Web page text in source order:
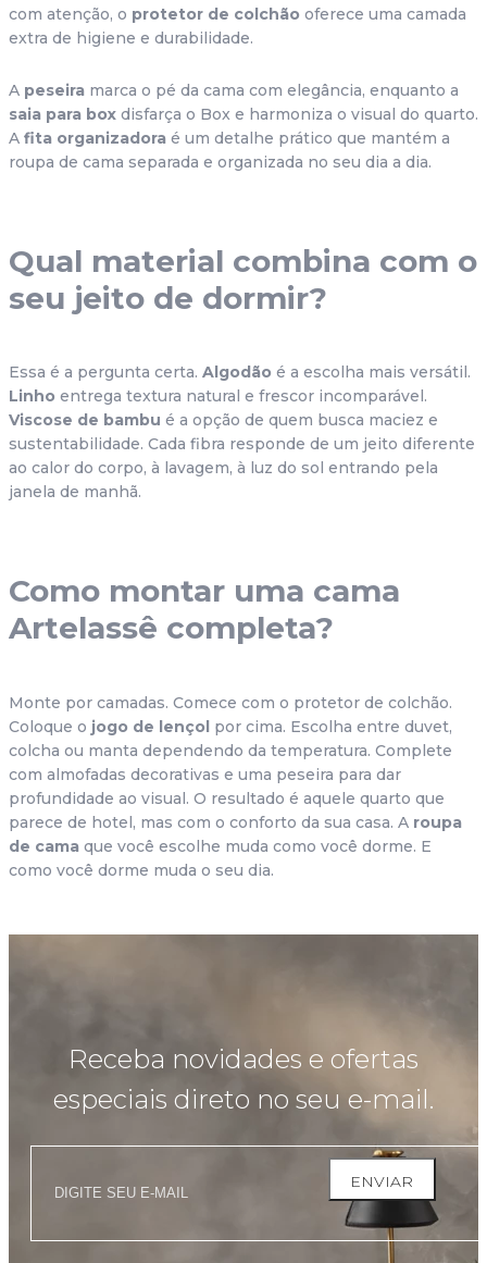
com atenção, o protetor de colchão oferece uma camada
extra de higiene e durabilidade.
A peseira
saia para box disfarça o Box e harmoniza o visual do quarto.
A fita organizadora é um detalhe prático que mantém a
roupa de cama separada e organizada no seu dia a dia.
Qual material combina com o
seu jeito de dormir?
Essa é a pergunta certa. Algodão
Linho
Viscose de bambu é a opção de quem busca maciez e
sustentabilidade. Cada fibra responde de um jeito diferente
ao calor do corpo, à lavagem, à luz do sol entrando pela
janela de manhã.
Como montar uma cama
Artelassê completa?
Monte por camadas. Comece com o protetor de colchão.
Coloque o jogo de lençol por cima. Escolha entre duvet,
colcha ou manta dependendo da temperatura. Complete
com almofadas decorativas e uma peseira para dar
profundidade ao visual. O resultado é aquele quarto que
parece de hotel, mas com o conforto da sua casa. A roupa
de cama que você escolhe muda como você dorme. E
como você dorme muda o seu dia.
Receba novidades e ofertas
especiais direto no seu e-mail.
ENVIAR